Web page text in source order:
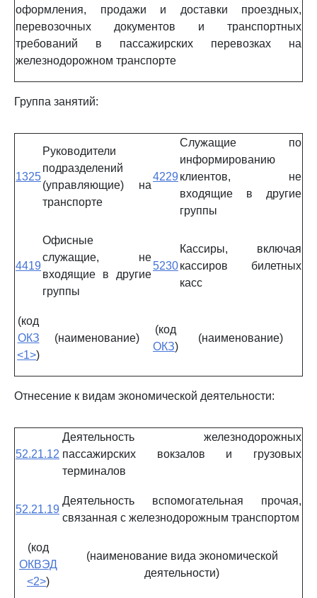
оформления, продажи и доставки проездных,
перевозочных документов и транспортных
требований в пассажирских перевозках на
железнодорожном транспорте
Группа занятий:
1325
Руководители
подразделений
(управляющие) на
транспорте
4229
Служащие по
информированию
клиентов, не
входящие в другие
группы
4419
Офисные
служащие, не
входящие в другие
группы
5230
Кассиры, включая
кассиров билетных
касс
(код
ОКЗ
<1>)
(наименование)
(код
ОКЗ)
(наименование)
Отнесение к видам экономической деятельности:
52.21.12
Деятельность железнодорожных
пассажирских вокзалов и грузовых
терминалов
52.21.19
Деятельность вспомогательная прочая,
связанная с железнодорожным транспортом
(код
ОКВЭД
<2>)
(наименование вида экономической
деятельности)